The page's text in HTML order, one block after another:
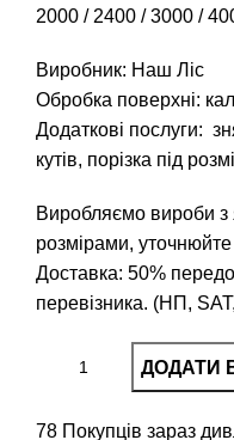
2000 / 2400 /3000 /
Виробник: Наш Ліс
Обробка поверхні:
Додаткові послуги:
кутів, порізка під
Виробляємо вироби з
розмірами,
Доставка: 50%
перевізника. (НП,
ДОДАТИ
78 Покупців зараз